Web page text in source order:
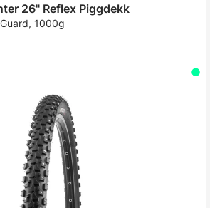
26" Reflex Piggdekk
1000g